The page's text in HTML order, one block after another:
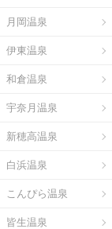
月岡温泉
伊東温泉
和倉温泉
宇奈月温泉
新穂高温泉
白浜温泉
こんぴら温泉
皆生温泉